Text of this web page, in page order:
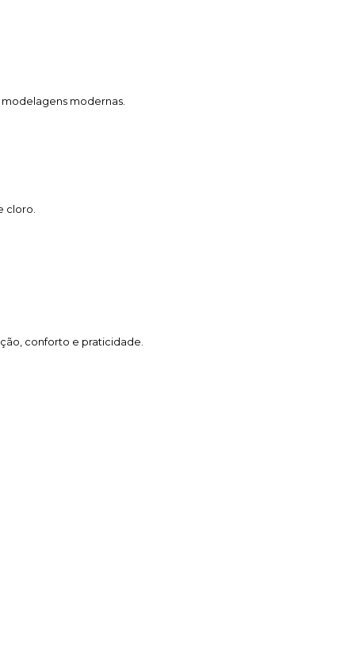
modernas.
cloro.
conforto e praticidade.